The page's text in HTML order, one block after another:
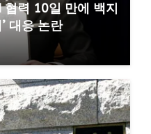
협력 10일 만에 백지
대응 논란